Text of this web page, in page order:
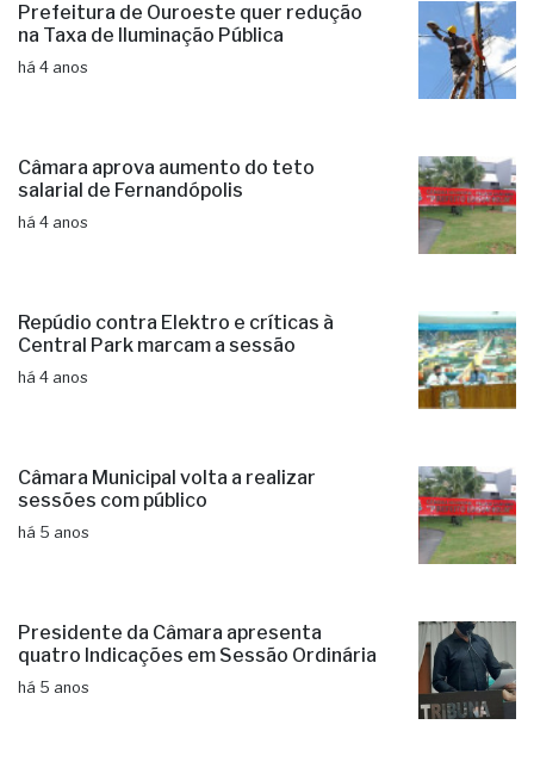
Prefeitura de Ouroeste quer redução
na Taxa de Iluminação Pública
há 4 anos
Câmara aprova aumento do teto
salarial de Fernandópolis
há 4 anos
Repúdio contra Elektro e críticas à
Central Park marcam a sessão
há 4 anos
Câmara Municipal volta a realizar
sessões com público
há 5 anos
Presidente da Câmara apresenta
quatro Indicações em Sessão Ordinária
há 5 anos